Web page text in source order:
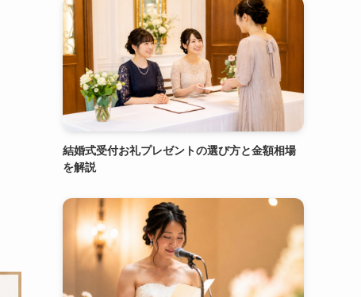
結婚式受付お礼プレゼントの選び方と金額相場
を解説